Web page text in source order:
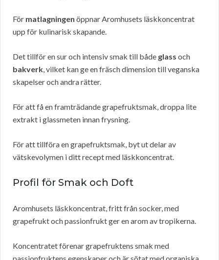
För matlagningen öppnar Aromhusets läskkoncentrat
upp för kulinarisk skapande.
Det tillför en sur och intensiv smak till både glass och
bakverk, vilket kan ge en fräsch dimension till veganska
skapelser och andra rätter.
För att få en framträdande grapefruktsmak, droppa lite
extrakt i glassmeten innan frysning.
För att tillföra en grapefruktsmak, byt ut delar av
vätskevolymen i ditt recept med läskkoncentrat.
Profil för Smak och Doft
Aromhusets läskkoncentrat, fritt från socker, med
grapefrukt och passionfrukt ger en arom av tropikerna.
Koncentratet förenar grapefruktens smak med